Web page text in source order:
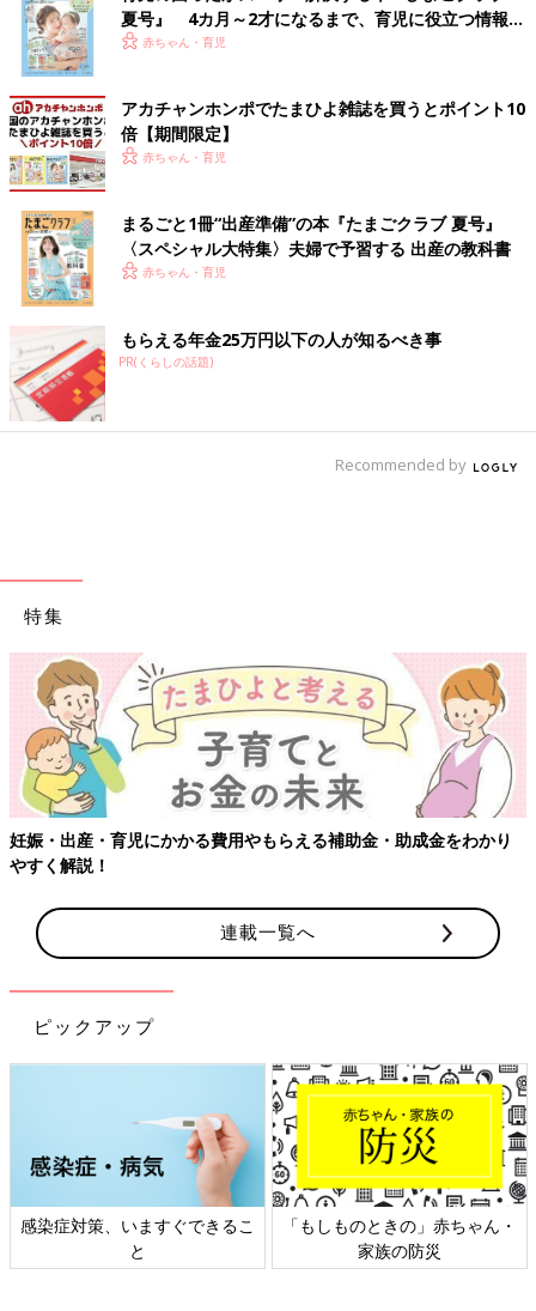
夏号』 4カ月～2才になるまで、育児に役立つ情報が
いっぱい！
赤ちゃん・育児
アカチャンホンポでたまひよ雑誌を買うとポイント10
倍【期間限定】
赤ちゃん・育児
まるごと1冊“出産準備”の本『たまごクラブ 夏号』
〈スペシャル大特集〉夫婦で予習する 出産の教科書
赤ちゃん・育児
もらえる年金25万円以下の人が知るべき事
PR(くらしの話題)
Recommended by
特集
妊娠・出産・育児にかかる費用やもらえる補助金・助成金をわかり
やすく解説！
連載一覧へ
ピックアップ
感染症対策、いますぐできるこ
と
「もしものときの」赤ちゃん・
家族の防災